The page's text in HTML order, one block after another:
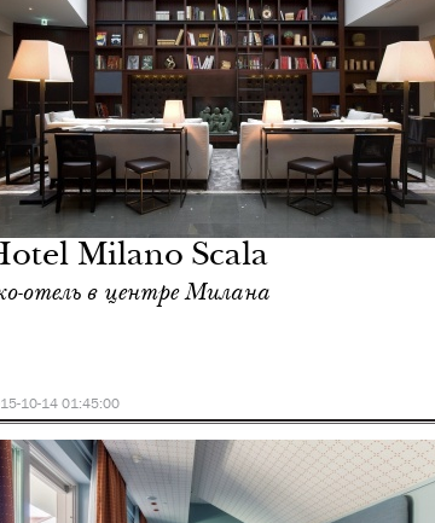
Milano Scala
отель в центре Милана
10-14 01:45:00